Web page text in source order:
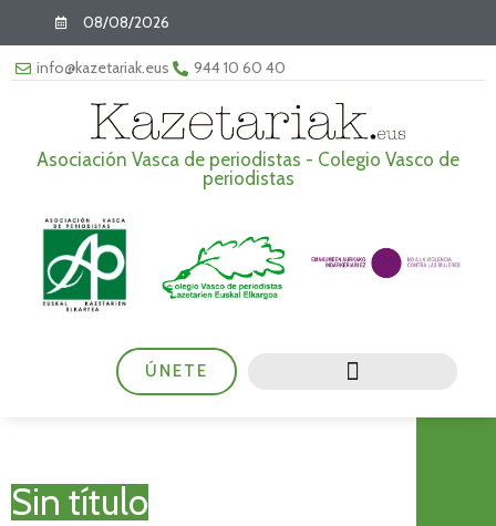
08/08/2026
info@kazetariak.eus 944 10 60 40
Asociación Vasca de periodistas - Colegio Vasco de
periodistas
ÚNETE
Sin título